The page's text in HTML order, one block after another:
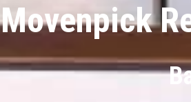
Movenpick